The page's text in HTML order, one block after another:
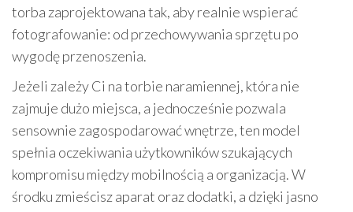
torba zaprojektowana tak, aby realnie wspierać
fotografowanie: od przechowywania sprzętu po
wygodę przenoszenia.
Jeżeli zależy Ci na torbie naramiennej, która nie
zajmuje dużo miejsca, a jednocześnie pozwala
sensownie zagospodarować wnętrze, ten model
spełnia oczekiwania użytkowników szukających
kompromisu między mobilnością a organizacją. W
środku zmieścisz aparat oraz dodatki, a dzięki jasno